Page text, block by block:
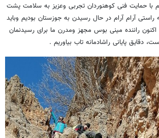
با حمایت فنی کوهنوردان تجربی وعزیز به سلامت پشت
آرام آرام در حال رسیدن به جوزستان بودیم وباید
اکنون راننده مینی بوس مجهز ومدرن ما برای رسیدنمان
دقایق پایانی راشادمانه تاب بیاوریم .